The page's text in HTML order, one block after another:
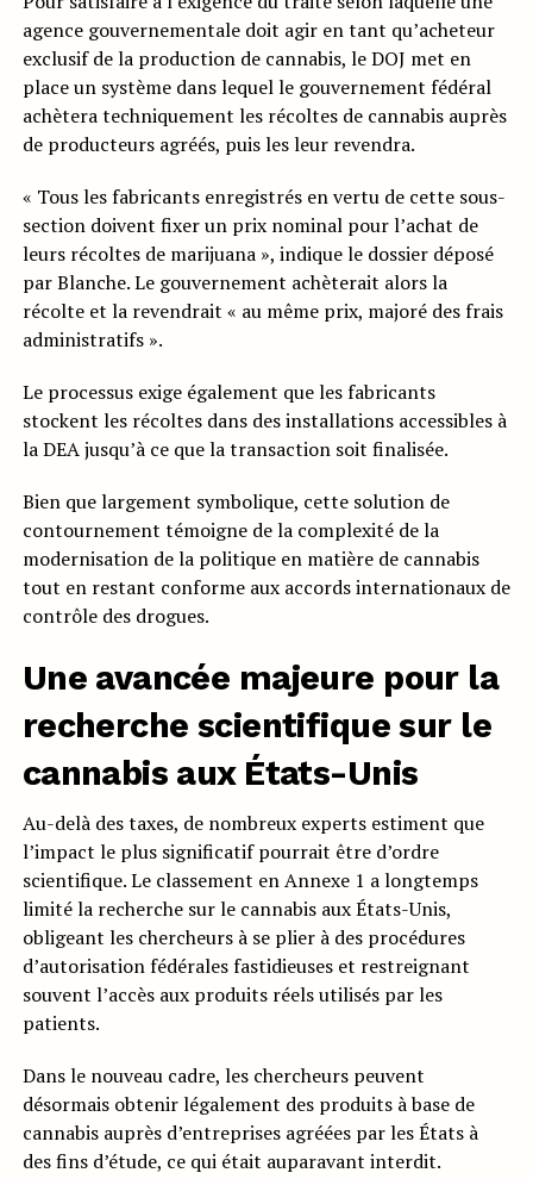
agence gouvernementale doit agir en tant qu’acheteur
exclusif de la production de cannabis, le DOJ met en
place un système dans lequel le gouvernement fédéral
achètera techniquement les récoltes de cannabis auprès
de producteurs agréés, puis les leur revendra.
« Tous les fabricants enregistrés en vertu de cette sous-
section doivent fixer un prix nominal pour l’achat de
leurs récoltes de marijuana », indique le dossier déposé
par Blanche. Le gouvernement achèterait alors la
récolte et la revendrait « au même prix, majoré des frais
administratifs ».
Le processus exige également que les fabricants
stockent les récoltes dans des installations accessibles à
la DEA jusqu’à ce que la transaction soit finalisée.
Bien que largement symbolique, cette solution de
contournement témoigne de la complexité de la
modernisation de la politique en matière de cannabis
tout en restant conforme aux accords internationaux de
contrôle des drogues.
Une avancée majeure pour la
recherche scientifique sur le
cannabis aux États-Unis
Au-delà des taxes, de nombreux experts estiment que
l’impact le plus significatif pourrait être d’ordre
scientifique. Le classement en Annexe 1 a longtemps
limité la recherche sur le cannabis aux États-Unis,
obligeant les chercheurs à se plier à des procédures
d’autorisation fédérales fastidieuses et restreignant
souvent l’accès aux produits réels utilisés par les
patients.
Dans le nouveau cadre, les chercheurs peuvent
désormais obtenir légalement des produits à base de
cannabis auprès d’entreprises agréées par les États à
des fins d’étude, ce qui était auparavant interdit.